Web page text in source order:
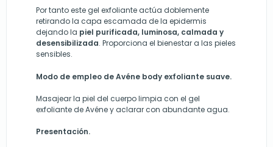
Por tanto este gel exfoliante actúa doblemente
retirando la capa escamada de la epidermis
dejando la piel purificada, luminosa, calmada y
desensibilizada. Proporciona el bienestar a las pieles
sensibles.
Modo de empleo de Avéne body exfoliante suave.
Masajear la piel del cuerpo limpia con el gel
exfoliante de Avéne y aclarar con abundante agua.
Presentación.